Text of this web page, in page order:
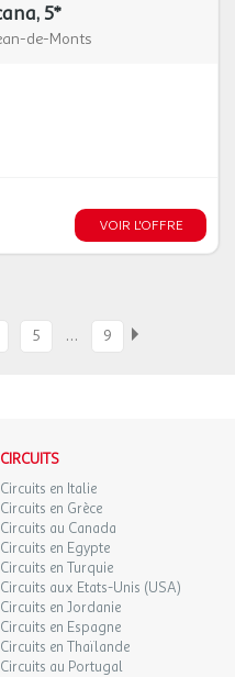
5*
de-Monts
VOIR L'OFFRE
5 … 9
CIRCUITS
Circuits en Italie
Circuits en Grèce
Circuits au Canada
Circuits en Egypte
Circuits en Turquie
Circuits aux Etats-Unis (USA)
Circuits en Jordanie
Circuits en Espagne
Circuits en Thaïlande
Circuits au Portugal